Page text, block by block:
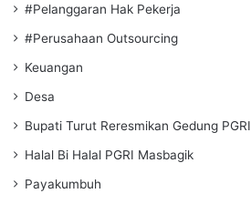
#Pelanggaran Hak Pekerja
#Perusahaan Outsourcing
Keuangan
Desa
Bupati Turut Reresmikan Gedung PGRI
Halal Bi Halal PGRI Masbagik
Payakumbuh